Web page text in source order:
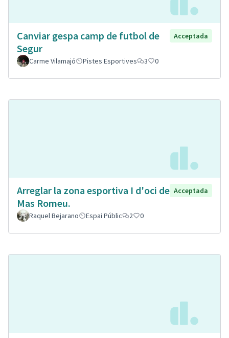
Canviar gespa camp de futbol de
Segur
Acceptada
Carme Vilamajó Pistes Esportives 3 0
Arreglar la zona esportiva I d'oci de
Mas Romeu.
Acceptada
Raquel Bejarano Espai Públic 2 0